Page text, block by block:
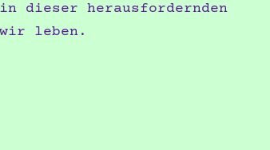
dieser herausfordernden
leben.